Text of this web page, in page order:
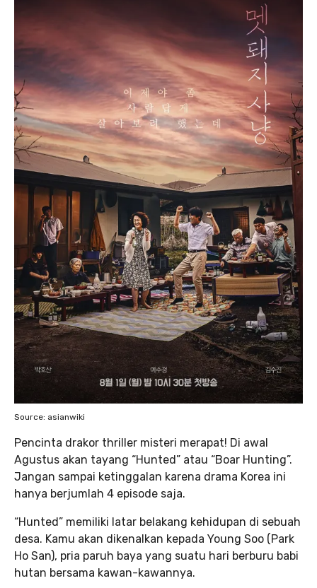
Source: asianwiki
Pencinta drakor thriller misteri merapat! Di awal
Agustus akan tayang “Hunted” atau “Boar Hunting”.
Jangan sampai ketinggalan karena drama Korea ini
hanya berjumlah 4 episode saja.
“Hunted” memiliki latar belakang kehidupan di sebuah
desa. Kamu akan dikenalkan kepada Young Soo (Park
Ho San), pria paruh baya yang suatu hari berburu babi
hutan bersama kawan-kawannya.